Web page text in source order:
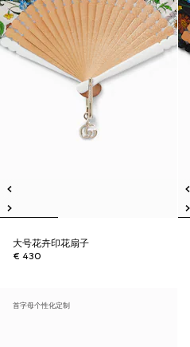
大号花卉印花扇子
€ 430
首字母个性化定制